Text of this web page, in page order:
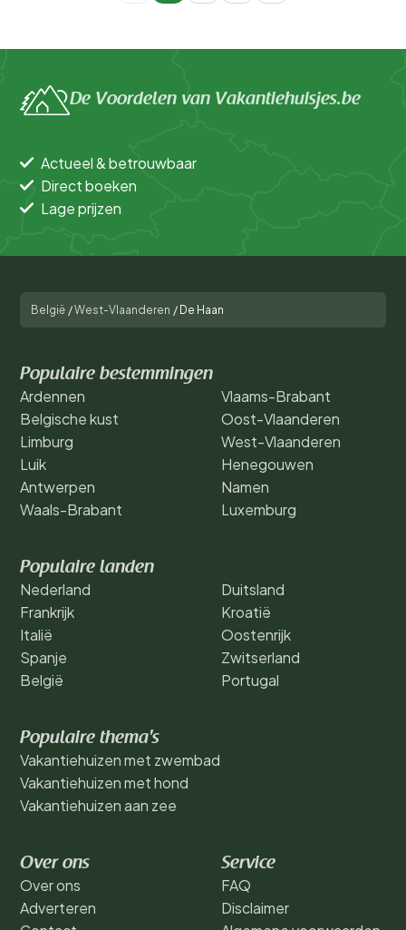
De Voordelen van Vakantiehuisjes.be
Actueel & betrouwbaar
Direct boeken
Lage prijzen
België /West-Vlaanderen / De Haan
Populaire bestemmingen
Ardennen
Belgische kust
Limburg
Luik
Antwerpen
Waals-Brabant
Vlaams-Brabant
Oost-Vlaanderen
West-Vlaanderen
Henegouwen
Namen
Luxemburg
Populaire landen
Nederland
Frankrijk
Italië
Spanje
België
Duitsland
Kroatië
Oostenrijk
Zwitserland
Portugal
Populaire thema's
Vakantiehuizen met zwembad
Vakantiehuizen met hond
Vakantiehuizen aan zee
Over ons
Over ons
Adverteren
Service
FAQ
Disclaimer